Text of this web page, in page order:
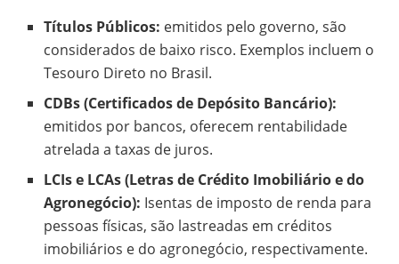
Títulos Públicos: emitidos pelo governo, são
considerados de baixo risco. Exemplos incluem o
Tesouro Direto no Brasil.
CDBs (Certificados de Depósito Bancário):
emitidos por bancos, oferecem rentabilidade
atrelada a taxas de juros.
LCIs e LCAs (Letras de Crédito Imobiliário e do
Agronegócio): Isentas de imposto de renda para
pessoas físicas, são lastreadas em créditos
imobiliários e do agronegócio, respectivamente.